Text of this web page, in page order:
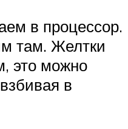
в процессор.
там. Желтки
это можно
в